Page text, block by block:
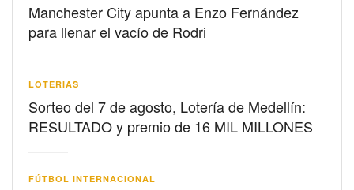
Manchester City apunta a Enzo Fernández
para llenar el vacío de Rodri
LOTERIAS
Sorteo del 7 de agosto, Lotería de Medellín:
RESULTADO y premio de 16 MIL MILLONES
FÚTBOL INTERNACIONAL